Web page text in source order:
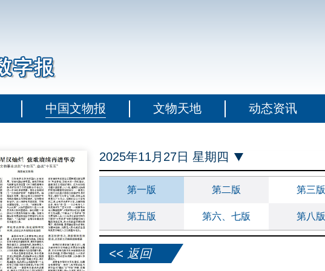
中国文物报 文物天地 动态资讯
2025年11月27日 星期四
第一版 第二版 第三版
第五版 第六、七版 第八版
<< 返回